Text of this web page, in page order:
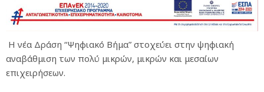
Η νέα Δράση “Ψηφιακό Βήμα” στοχεύει στην ψηφιακή
αναβάθμιση των πολύ μικρών, μικρών και μεσαίων
επιχειρήσεων.